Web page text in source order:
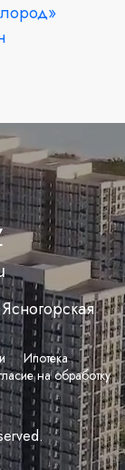
Ипотека
на обработку